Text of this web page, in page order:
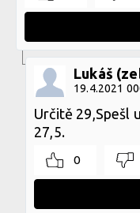
Lukáš
19.4.2021
Určitě 29,Spešl
27,5.
0